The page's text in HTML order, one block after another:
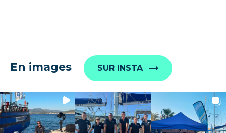
En images SUR INSTA